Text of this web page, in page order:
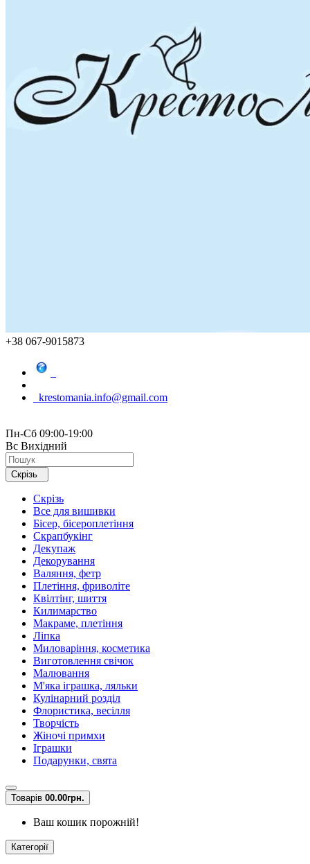
+38 067-9015873
krestomania.info@gmail.com
Пн-Сб 09:00-19:00
Вс Вихідний
Скрізь
Скрізь
Все для вишивки
Бісер, бісероплетіння
Скрапбукінг
Декупаж
Декорування
Валяння, фетр
Плетіння, фриволіте
Квілтінг, шиття
Килимарство
Макраме, плетіння
Ліпка
Миловаріння, косметика
Виготовлення свічок
Малювання
М'яка іграшка, ляльки
Кулінарний розділ
Флористика, весілля
Творчість
Жіночі примхи
Іграшки
Подарунки, свята
Товарів 00.00грн.
Ваш кошик порожній!
Категорії